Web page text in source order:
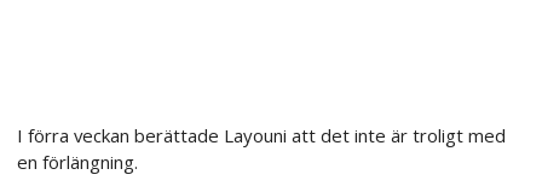
I förra veckan berättade Layouni att det inte är troligt med
en förlängning.